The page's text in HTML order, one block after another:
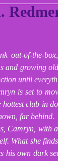
out-of-the-
and growing
until
is set to
club in
far behind.
Camryn, with
What she
his own dark